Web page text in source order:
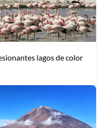
lagos de color